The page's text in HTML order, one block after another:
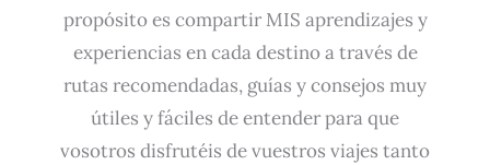
propósito es compartir MIS aprendizajes y
experiencias en cada destino a través de
rutas recomendadas, guías y consejos muy
útiles y fáciles de entender para que
vosotros disfrutéis de vuestros viajes tanto